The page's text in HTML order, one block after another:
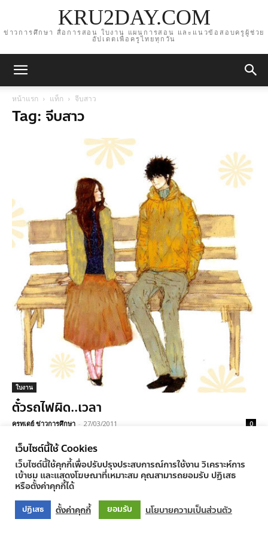
KRU2DAY.COM
ข่าวการศึกษา สื่อการสอน ใบงาน แผนการสอน และแนวข้อสอบครูผู้ช่วย
อัปเดตเพื่อครูไทยทุกวัน
หน้าแรก แท็ก จีบสาว
Tag: จีบสาว
ใบงาน
ตั๋วรถไฟผิด..เวลา
ครูทูเดย์ ข่าวการศึกษา - 27/03/2011 0
© Newspaper WordPress Theme by TagDiv
เว็บไซต์นี้ใช้ Cookies
เว็บไซต์นี้ใช้คุกกี้เพื่อปรับปรุงประสบการณ์การใช้งาน วิเคราะห์การ
เข้าชม และแสดงโฆษณาที่เหมาะสม คุณสามารถยอมรับ ปฏิเสธ
หรือตั้งค่าคุกกี้ได้
ปฏิเสธ ตั้งค่าคุกกี้ ยอมรับ นโยบายความเป็นส่วนตัว